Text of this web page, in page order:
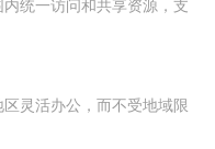
统一访问和共享资源，支
灵活办公，而不受地域限